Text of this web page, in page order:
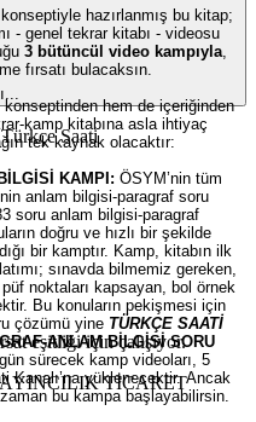
konseptiyle hazırlanmış bu kitap;
- genel tekrar kitabı - videosu
3 bütüncül video kampıyla,
fırsatı bulacaksın.
hem de içeriğinden
kamp kitabına asla ihtiyaç
tek kaynak olacaktır:
KAMPI: ÖSYM’nin tüm
anlam bilgisi-paragraf soru
soru anlam bilgisi-paragraf
doğru ve hızlı bir şekilde
bir kamptır. Kamp, kitabın ilk
sınavda bilmemiz gereken,
noktaları kapsayan, bol örnek
Bu konuların pekişmesi için
çözümü yine TÜRKÇE SAATİ
ANLAM BİLGİSİ SORU
sürecek kamp videoları, 5
Kanalı’na yüklenecektir. Ancak
bu kampa başlayabilirsin.
Saati
eşitliği için çalışıyor.
TİCARET